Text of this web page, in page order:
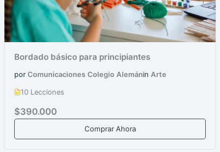
Bordado básico para principiantes
por Comunicaciones Colegio Alemánin Arte
10 Lecciones
$390.000
Comprar Ahora